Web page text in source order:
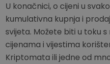
U konačnici, o cijeni u
kumulativna kupnja i
svijeta. Možete biti u toku
cijenama i vijestima
Kriptomata ili jedne od